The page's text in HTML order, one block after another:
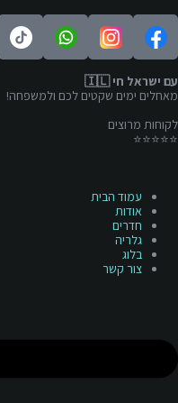
עם ישראל חי 🇮🇱
מאחלים ימים שקטים לכם ולמשפחה!
לקוחות מרוצים
⭐️⭐️⭐️⭐️⭐️
עמוד הבית
אודות
חדרים
גלריה
בלוג
צור קשר